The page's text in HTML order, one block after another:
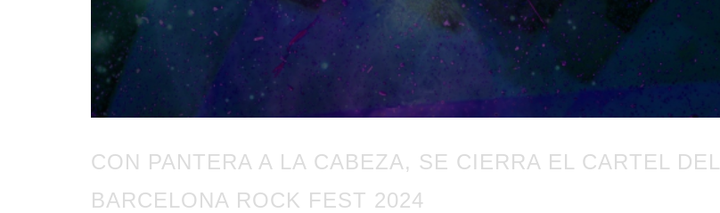
CON PANTERA A LA CABEZA, SE CIERRA EL CARTEL DEL
BARCELONA ROCK FEST 2024